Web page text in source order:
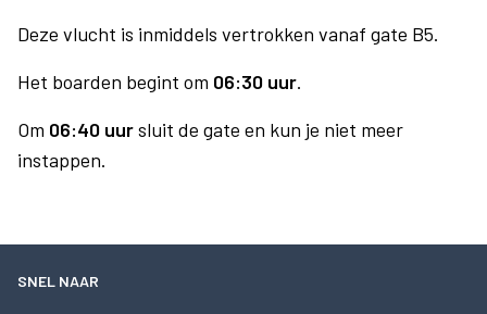
Deze vlucht is inmiddels vertrokken vanaf gate B5.
Het boarden begint om 06:30 uur.
Om 06:40 uursluit de gate en kun je niet meer
instappen.
SNEL NAAR